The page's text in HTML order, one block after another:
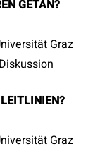
GETAN?
Graz
LEITLINIEN?
Graz